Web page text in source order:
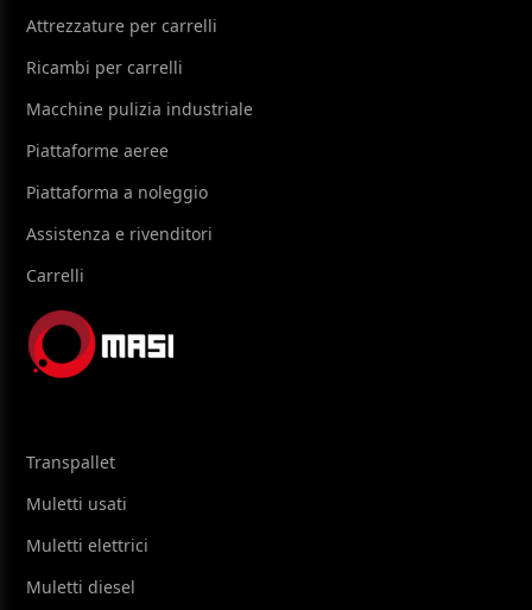
Attrezzature per carrelli
Ricambi per carrelli
Macchine pulizia industriale
Piattaforme aeree
Piattaforma a noleggio
Assistenza e rivenditori
Carrelli
Transpallet
Muletti usati
Muletti elettrici
Muletti diesel